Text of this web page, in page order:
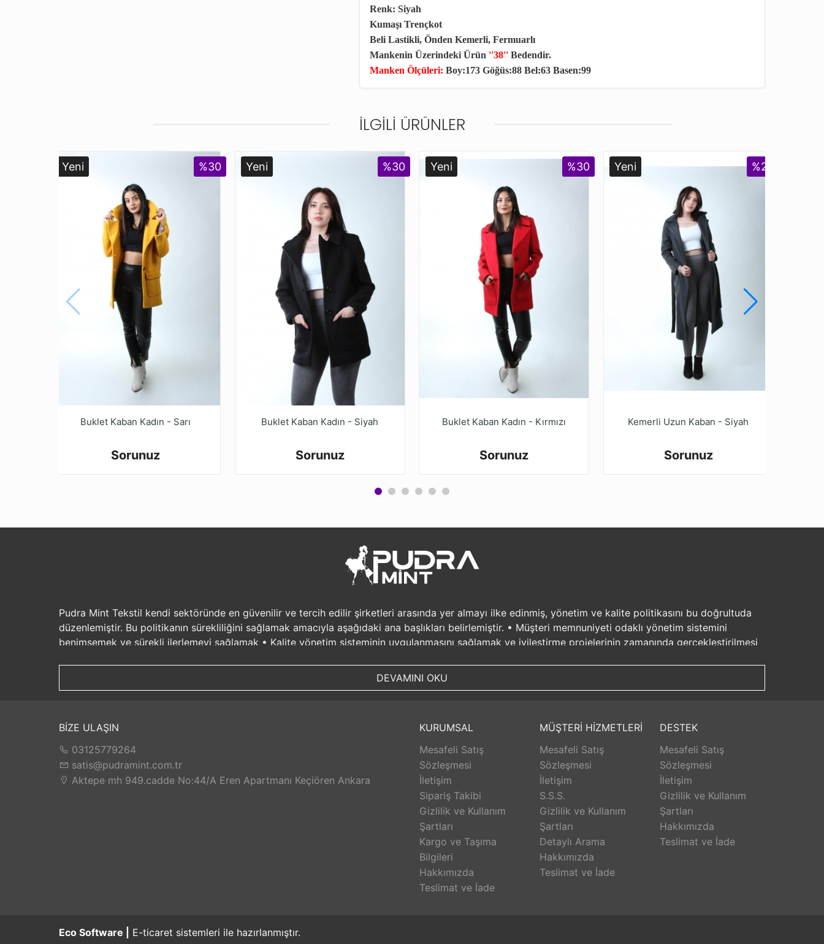
Renk: Siyah
Kumaşı Trençkot
Beli Lastikli, Önden Kemerli, Fermuarlı
Mankenin Üzerindeki Ürün ''38'' Bedendir.
Manken Ölçüleri: Boy:173 Göğüs:88 Bel:63 Basen:99
İLGILI ÜRÜNLER
Yeni %30
Buklet Kaban Kadın - Sarı
Sorunuz
Yeni %30
Buklet Kaban Kadın - Siyah
Sorunuz
Yeni %30
Buklet Kaban Kadın - Kırmızı
Sorunuz
Yeni %27
Kemerli Uzun Kaban - Siyah
Sorunuz
Pudra Mint Tekstil kendi sektöründe en güvenilir ve tercih edilir şirketleri arasında yer almayı ilke edinmiş, yönetim ve kalite politikasını bu doğrultuda
düzenlemiştir. Bu politikanın sürekliliğini sağlamak amacıyla aşağıdaki ana başlıkları belirlemiştir. • Müşteri memnuniyeti odaklı yönetim sistemini
benimsemek ve sürekli ilerlemeyi sağlamak • Kalite yönetim sisteminin uygulanmasını sağlamak ve iyileştirme projelerinin zamanında gerçekleştirilmesi
söz sahibi sanayi kuruluşları arasında tanınırlığı arttırmak • Sürekli gelişimi sağlamak ve bunu yaparken insana ve çevreye saygılı olmak • Çalışanlarının
DEVAMINI OKU
BİZE ULAŞIN
03125779264
satis@pudramint.com.tr
Aktepe mh 949.cadde No:44/A Eren Apartmanı Keçiören Ankara
KURUMSAL
Mesafeli Satış
Sözleşmesi
İletişim
Sipariş Takibi
Gizlilik ve Kullanım
Şartları
Kargo ve Taşıma
Bilgileri
Hakkımızda
Teslimat ve İade
MÜŞTERİ HİZMETLERİ
Mesafeli Satış
Sözleşmesi
İletişim
S.S.S.
Gizlilik ve Kullanım
Şartları
Detaylı Arama
Hakkımızda
Teslimat ve İade
DESTEK
Mesafeli Satış
Sözleşmesi
İletişim
Gizlilik ve Kullanım
Şartları
Hakkımızda
Teslimat ve İade
Eco Software | E-ticaret sistemleri ile hazırlanmıştır.